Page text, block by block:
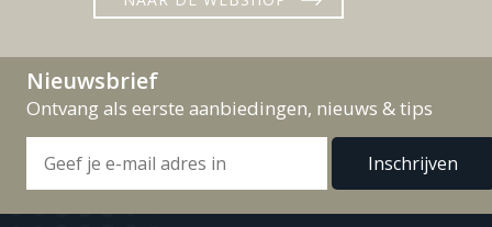
Nieuwsbrief
Ontvang als eerste aanbiedingen, nieuws & tips